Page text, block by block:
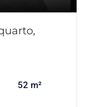
52 m²